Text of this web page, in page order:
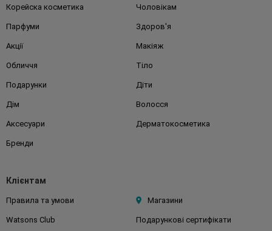
Корейска косметика Чоловікам
Парфуми Здоров'я
Акції Макіяж
Обличчя Тіло
Подарунки Діти
Дім Волосся
Аксесуари Дерматокосметика
Бренди
Клієнтам
Правила та умови Магазини
Watsons Club Подарункові сертифікати